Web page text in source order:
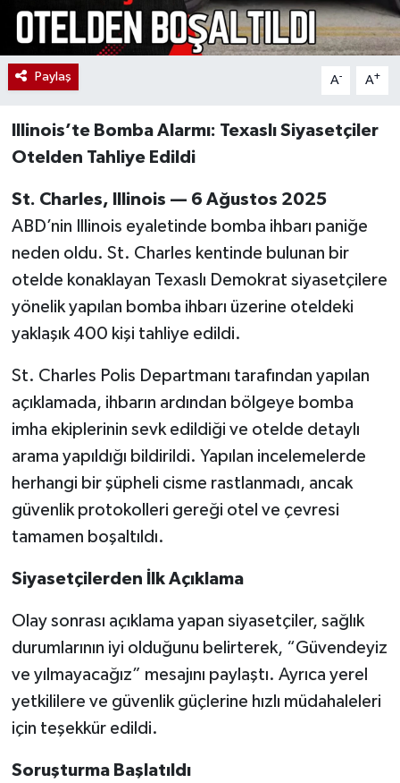
Paylaş A- A+
Illinois’te Bomba Alarmı: Texaslı Siyasetçiler
Otelden Tahliye Edildi
St. Charles, Illinois — 6 Ağustos 2025
ABD’nin Illinois eyaletinde bomba ihbarı paniğe
neden oldu. St. Charles kentinde bulunan bir
otelde konaklayan Texaslı Demokrat siyasetçilere
yönelik yapılan bomba ihbarı üzerine oteldeki
yaklaşık 400 kişi tahliye edildi.
St. Charles Polis Departmanı tarafından yapılan
açıklamada, ihbarın ardından bölgeye bomba
imha ekiplerinin sevk edildiği ve otelde detaylı
arama yapıldığı bildirildi. Yapılan incelemelerde
herhangi bir şüpheli cisme rastlanmadı, ancak
güvenlik protokolleri gereği otel ve çevresi
tamamen boşaltıldı.
Siyasetçilerden İlk Açıklama
Olay sonrası açıklama yapan siyasetçiler, sağlık
durumlarının iyi olduğunu belirterek, “Güvendeyiz
ve yılmayacağız” mesajını paylaştı. Ayrıca yerel
yetkililere ve güvenlik güçlerine hızlı müdahaleleri
için teşekkür edildi.
Soruşturma Başlatıldı